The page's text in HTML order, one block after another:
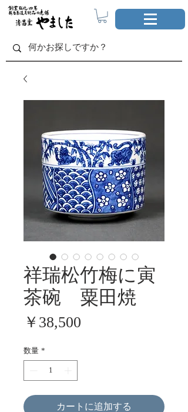
祥瑞松竹梅に寅
茶碗 粟田焼
￥38,500
数量 *
カートに追加する